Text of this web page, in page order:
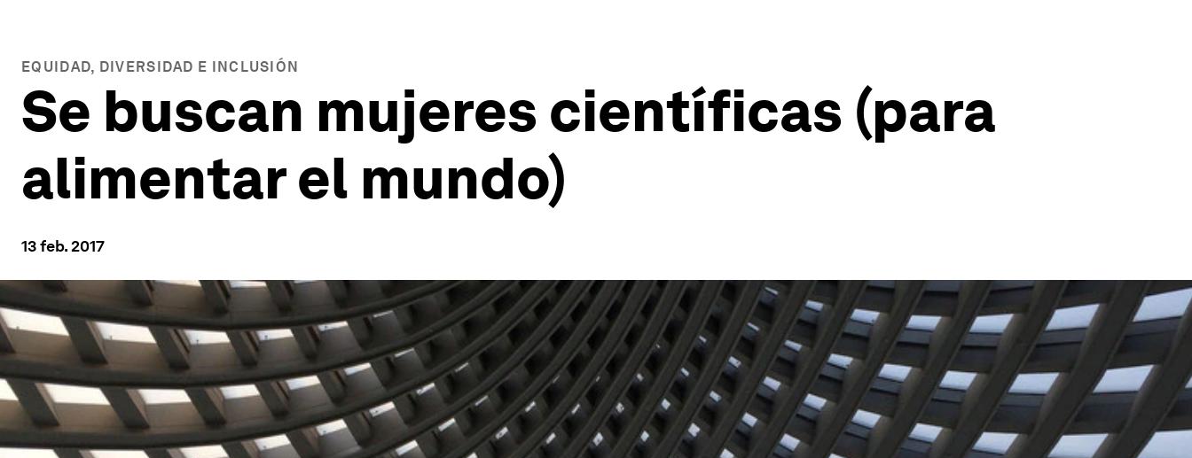
EQUIDAD, DIVERSIDAD E INCLUSIÓN
Se buscan mujeres científicas (para
alimentar el mundo)
13 feb. 2017